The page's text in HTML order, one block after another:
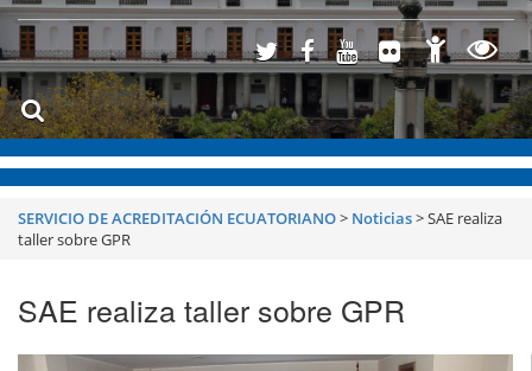
SERVICIO DE ACREDITACIÓN ECUATORIANO> Noticias>SAE realiza
taller sobre GPR
SAE realiza taller sobre GPR